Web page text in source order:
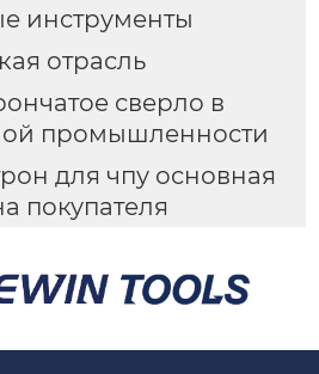
инструменты
отрасль
сверло в
промышленности
для чпу основная
покупателя